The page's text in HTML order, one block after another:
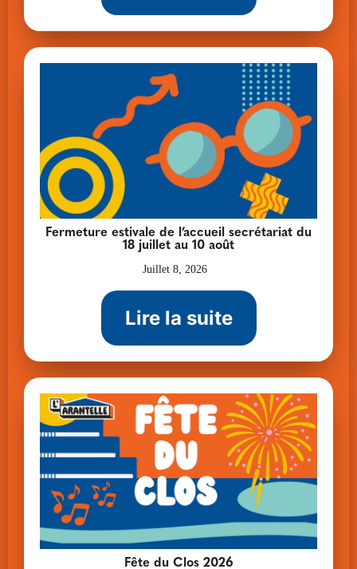
Fermeture estivale de l’accueil secrétariat du
18 juillet au 10 août
Juillet 8, 2026
Lire la suite
Fête du Clos 2026